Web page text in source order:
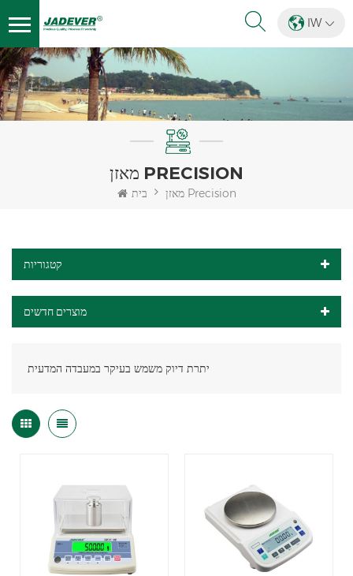
IW
מאזן PRECISION
בית מאזן Precision
קטגוריות
מוצרים חדשים
יתרת דיוק משמש בעיקר במעבדה המדעית